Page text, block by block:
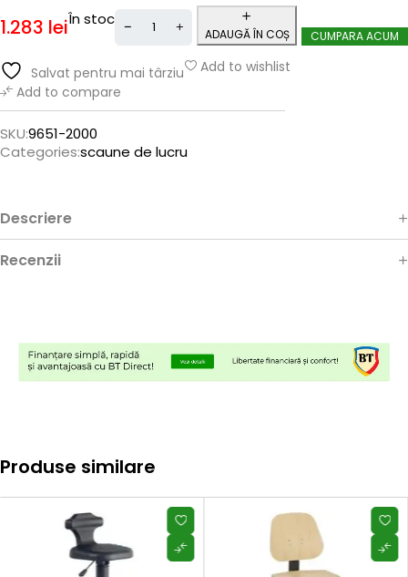
1.283 leiÎn stoc
ADAUGĂ ÎN COȘ CUMPARA ACUM
Salvat pentru mai târziu
Add to wishlist
Add to compare
SKU:9651-2000
Categories:scaune de lucru
Descriere
Recenzii
Produse similare